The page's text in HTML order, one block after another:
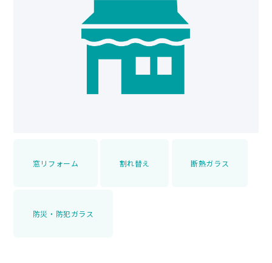
窓リフォーム 割れ替え 断熱ガラス
防災・防犯ガラス